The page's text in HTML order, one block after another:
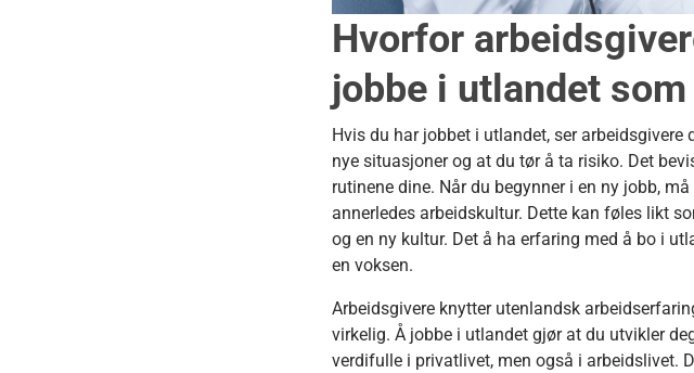
Hvorfor
jobbe i utlandet
Hvis du har jobbet i utlandet, ser
nye situasjoner og at du tør å ta risiko. Det
rutinene dine. Når du begynner i en ny jobb,
annerledes arbeidskultur. Dette kan føles likt
og en ny kultur. Det å ha erfaring med å bo i
en voksen.
Arbeidsgivere knytter utenlandsk
virkelig. Å jobbe i utlandet gjør at du utvikler
verdifulle i privatlivet, men også i arbeidslivet.